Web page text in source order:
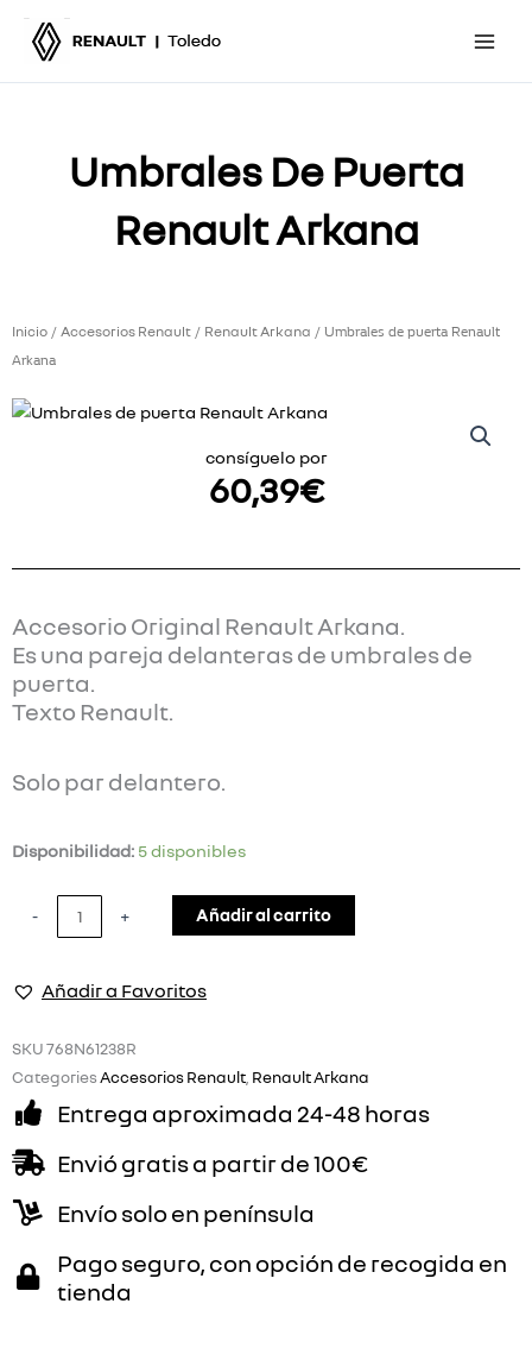
Umbrales De Puerta
Renault Arkana
Inicio / Accesorios Renault / Renault Arkana / Umbrales de puerta Renault
Arkana
consíguelo por
60,39€
Accesorio Original Renault Arkana.
Es una pareja delanteras de umbrales de
puerta.
Texto Renault.
Solo par delantero.
Disponibilidad: 5 disponibles
-
Umbrales
Renault
cantidad
+ Añadir al carrito
Añadir a Favoritos
SKU768N61238R
CategoriesAccesorios Renault Renault Arkana
Entrega aproximada 24-48 horas
Envió gratis a partir de 100€
Envío solo en península
Pago seguro, con opción de recogida en
tienda